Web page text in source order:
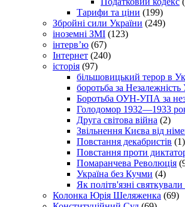
Тарифи та ціни (199)
Збройні сили України (249)
іноземні ЗМІ (123)
інтерв’ю (67)
Інтернет (240)
історія (97)
більшовицький терор в
боротьба за Незалежність
Боротьба ОУН-УПА за
Голодомор 1932—1933
Друга світова війна (2)
Звільнення Києва від
Повстання декабристів (1)
Повстання проти
Помаранчева Революція
Україна без Кучми (4)
Як політв'язні
Колонка Юрія Шеляженка (69)